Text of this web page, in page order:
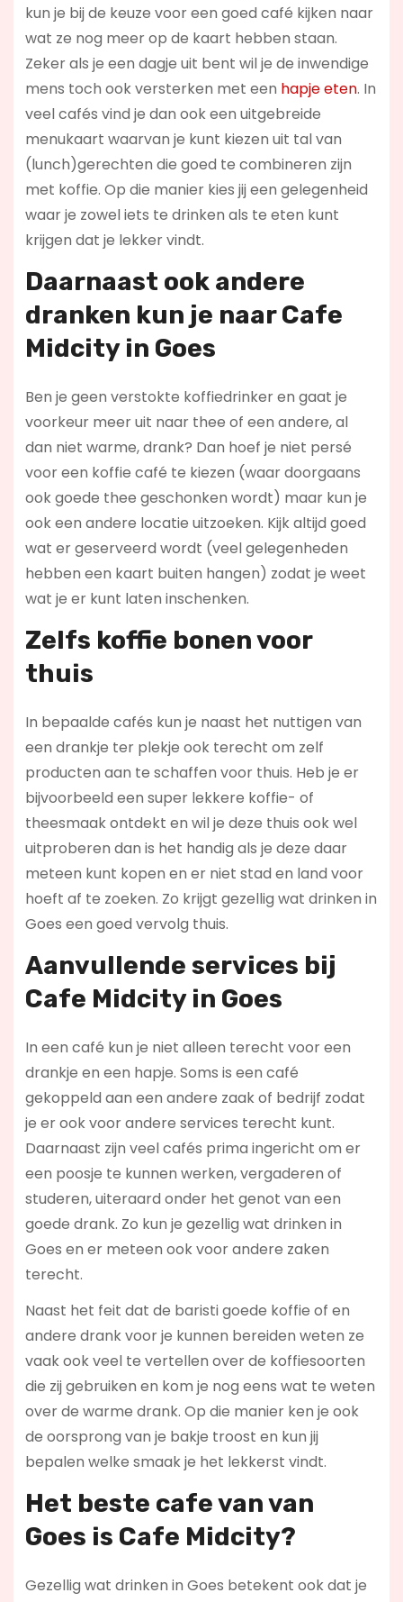
kun je bij de keuze voor een goed café kijken naar
wat ze nog meer op de kaart hebben staan.
Zeker als je een dagje uit bent wil je de inwendige
mens toch ook versterken met een hapje eten. In
veel cafés vind je dan ook een uitgebreide
menukaart waarvan je kunt kiezen uit tal van
(lunch)gerechten die goed te combineren zijn
met koffie. Op die manier kies jij een gelegenheid
waar je zowel iets te drinken als te eten kunt
krijgen dat je lekker vindt.
Daarnaast ook andere
dranken kun je naar Cafe
Midcity in Goes
Ben je geen verstokte koffiedrinker en gaat je
voorkeur meer uit naar thee of een andere, al
dan niet warme, drank? Dan hoef je niet persé
voor een koffie café te kiezen (waar doorgaans
ook goede thee geschonken wordt) maar kun je
ook een andere locatie uitzoeken. Kijk altijd goed
wat er geserveerd wordt (veel gelegenheden
hebben een kaart buiten hangen) zodat je weet
wat je er kunt laten inschenken.
Zelfs koffie bonen voor
thuis
In bepaalde cafés kun je naast het nuttigen van
een drankje ter plekje ook terecht om zelf
producten aan te schaffen voor thuis. Heb je er
bijvoorbeeld een super lekkere koffie- of
theesmaak ontdekt en wil je deze thuis ook wel
uitproberen dan is het handig als je deze daar
meteen kunt kopen en er niet stad en land voor
hoeft af te zoeken. Zo krijgt gezellig wat drinken in
Goes een goed vervolg thuis.
Aanvullende services bij
Cafe Midcity in Goes
In een café kun je niet alleen terecht voor een
drankje en een hapje. Soms is een café
gekoppeld aan een andere zaak of bedrijf zodat
je er ook voor andere services terecht kunt.
Daarnaast zijn veel cafés prima ingericht om er
een poosje te kunnen werken, vergaderen of
studeren, uiteraard onder het genot van een
goede drank. Zo kun je gezellig wat drinken in
Goes en er meteen ook voor andere zaken
terecht.
Naast het feit dat de baristi goede koffie of en
andere drank voor je kunnen bereiden weten ze
vaak ook veel te vertellen over de koffiesoorten
die zij gebruiken en kom je nog eens wat te weten
over de warme drank. Op die manier ken je ook
de oorsprong van je bakje troost en kun jij
bepalen welke smaak je het lekkerst vindt.
Het beste cafe van van
Goes is Cafe Midcity?
Gezellig wat drinken in Goes betekent ook dat je